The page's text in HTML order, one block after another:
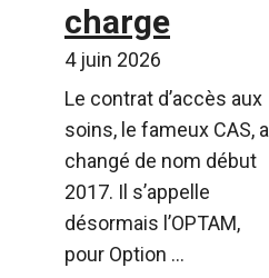
charge
4 juin 2026
Le contrat d’accès aux
soins, le fameux CAS, a
changé de nom début
2017. Il s’appelle
désormais l’OPTAM,
pour Option ...